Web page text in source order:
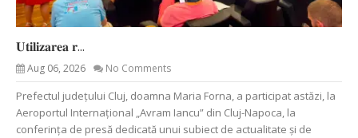
𝐔𝐭𝐢𝐥𝐢𝐳𝐚𝐫𝐞𝐚 𝐫...
Aug 06, 2026 No Comments
Prefectul județului Cluj, doamna Maria Forna, a participat astăzi, la
Aeroportul Internațional „Avram Iancu” din Cluj-Napoca, la
conferința de presă dedicată unui subiect de actualitate și de